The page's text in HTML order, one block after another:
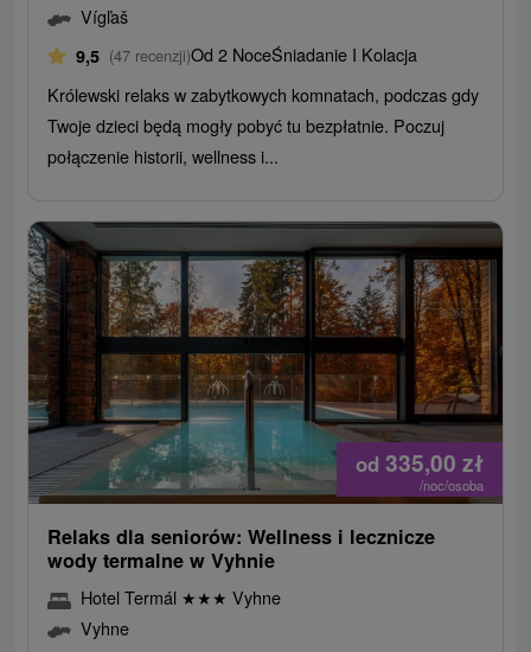
Vígľaš
9,5 (47 recenzji)Od 2 NoceŚniadanie I Kolacja
Królewski relaks w zabytkowych komnatach, podczas gdy
Twoje dzieci będą mogły pobyć tu bezpłatnie. Poczuj
połączenie historii, wellness i...
od 335,00 zł
/noc/osoba
Relaks dla seniorów: Wellness i lecznicze
wody termalne w Vyhnie
Hotel Termál ★★★ Vyhne
Vyhne